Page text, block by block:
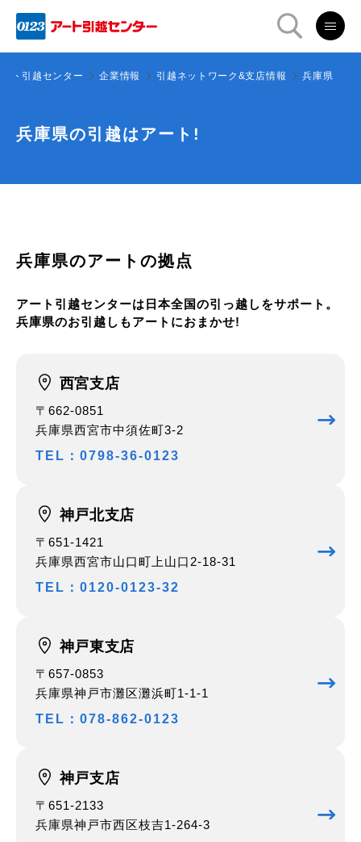
ト引越センター 企業情報 引越ネットワーク&支店情報 兵庫県
兵庫県の引越はアート!
兵庫県のアートの拠点
アート引越センターは日本全国の引っ越しをサポート。
兵庫県のお引越しもアートにおまかせ!
西宮支店
〒662-0851
兵庫県西宮市中須佐町3-2
TEL：0798-36-0123
神戸北支店
〒651-1421
兵庫県西宮市山口町上山口2-18-31
TEL：0120-0123-32
神戸東支店
〒657-0853
兵庫県神戸市灘区灘浜町1-1-1
TEL：078-862-0123
神戸支店
〒651-2133
兵庫県神戸市西区枝吉1-264-3